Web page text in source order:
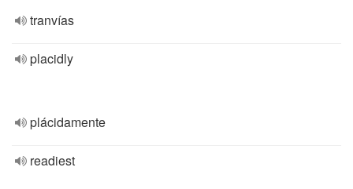
tranvías
placidly
plácidamente
readiest